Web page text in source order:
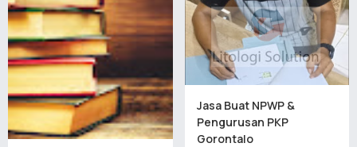
Jasa Buat NPWP &
Pengurusan PKP
Gorontalo